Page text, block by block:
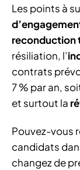
Les points à
reconduction
résiliation, l’
contrats
7 % par an,
et surtout la
Pouvez-vous
candidats
changez de